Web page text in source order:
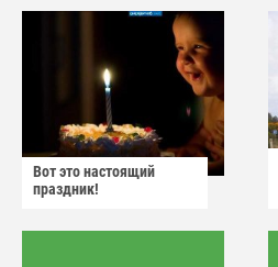
Вот это настоящий
праздник!